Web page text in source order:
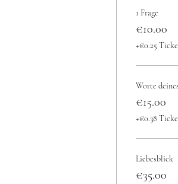
1 Frage
€10.00
+€0.25
Worte
€15.00
+€0.38
Liebesblick
€35.00